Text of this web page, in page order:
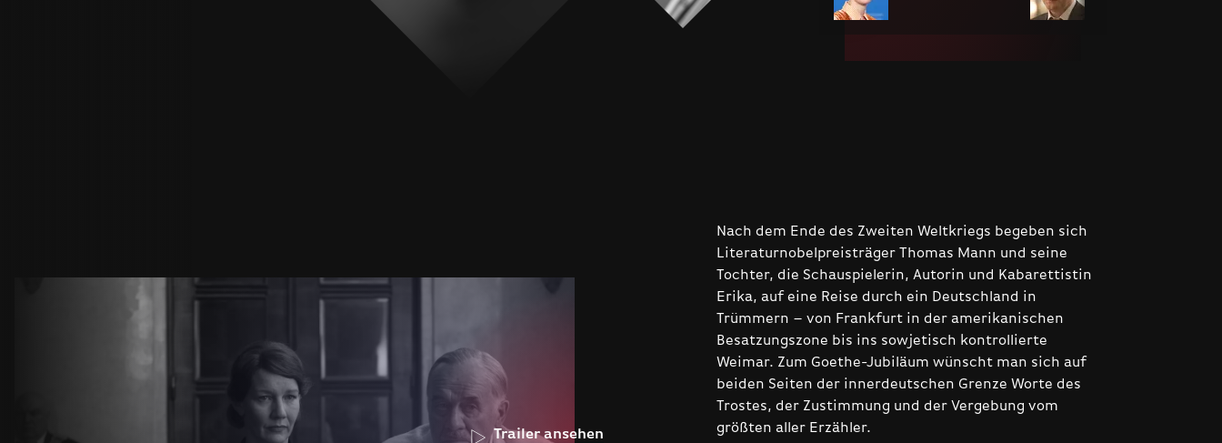
Trailer ansehen
Nach dem Ende des Zweiten Weltkriegs begeben sich
Literaturnobelpreisträger Thomas Mann und seine
Tochter, die Schauspielerin, Autorin und Kabarettistin
Erika, auf eine Reise durch ein Deutschland in
Trümmern – von Frankfurt in der amerikanischen
Besatzungszone bis ins sowjetisch kontrollierte
Weimar. Zum Goethe-Jubiläum wünscht man sich auf
beiden Seiten der innerdeutschen Grenze Worte des
Trostes, der Zustimmung und der Vergebung vom
größten aller Erzähler.